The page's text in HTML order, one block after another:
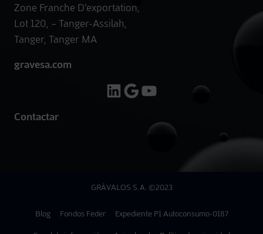
Zone Franche D’exportation,
Lot 120, – Tanger-Assilah,
Tanger, Tanger MA
gravesa.com
LinkedIn
Google
YouTube
Contactar
GRÁVALOS S.A. ©2023
Blog Fondos Feder Expediente P1 Autoconsumo-0187